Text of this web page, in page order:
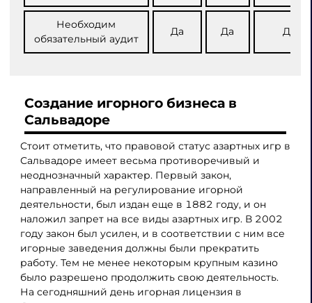
Необходим
обязательный аудит
Да Да Да
Создание игорного бизнеса в
Сальвадоре
Стоит отметить, что правовой статус азартных игр в
Сальвадоре имеет весьма противоречивый и
неоднозначный характер. Первый закон,
направленный на регулирование игорной
деятельности, был издан еще в 1882 году, и он
наложил запрет на все виды азартных игр. В 2002
году закон был усилен, и в соответствии с ним все
игорные заведения должны были прекратить
работу. Тем не менее некоторым крупным казино
было разрешено продолжить свою деятельность.
На сегодняшний день игорная лицензия в